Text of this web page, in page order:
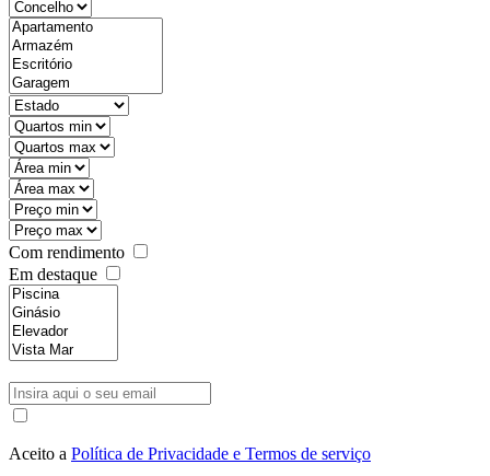
Com rendimento
Em destaque
Aceito a Política de Privacidade e Termos de serviço